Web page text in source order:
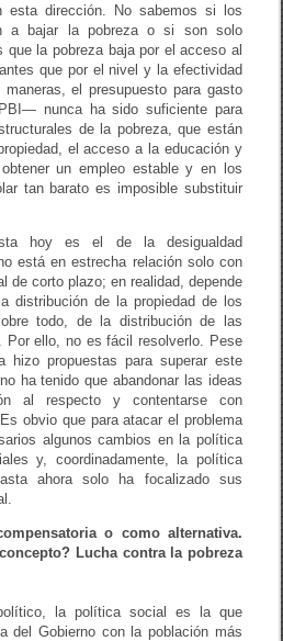
esta dirección. No sabemos si los
a bajar la pobreza o si son solo
que la pobreza baja por el acceso al
que por el nivel y la efectividad
el presupuesto para gasto
nunca ha sido suficiente para
de la pobreza, que están
el acceso a la educación y
un empleo estable y en los
tan barato es imposible substituir
hoy es el de la desigualdad
está en estrecha relación solo con
de corto plazo; en realidad, depende
distribución de la propiedad de los
todo, de la distribución de las
Por ello, no es fácil resolverlo. Pese
hizo propuestas para superar este
ha tenido que abandonar las ideas
al respecto y contentarse con
obvio que para atacar el problema
algunos cambios en la política
y, coordinadamente, la política
ahora solo ha focalizado sus
o como alternativa.
Lucha contra la pobreza
la política social es la que
del Gobierno con la población más